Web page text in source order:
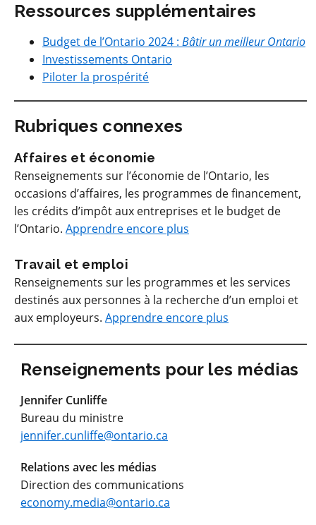
Ressources supplémentaires
Budget de l’Ontario 2024 : Bâtir un meilleur Ontario
Investissements Ontario
Piloter la prospérité
Rubriques connexes
Affaires et économie
Renseignements sur l’économie de l’Ontario, les
occasions d’affaires, les programmes de financement,
les crédits d’impôt aux entreprises et le budget de
l’Ontario. Apprendre encore plus
Travail et emploi
Renseignements sur les programmes et les services
destinés aux personnes à la recherche d’un emploi et
aux employeurs. Apprendre encore plus
Renseignements pour les médias
Jennifer Cunliffe
Bureau du ministre
jennifer.cunliffe@ontario.ca
Relations avec les médias
Direction des communications
economy.media@ontario.ca